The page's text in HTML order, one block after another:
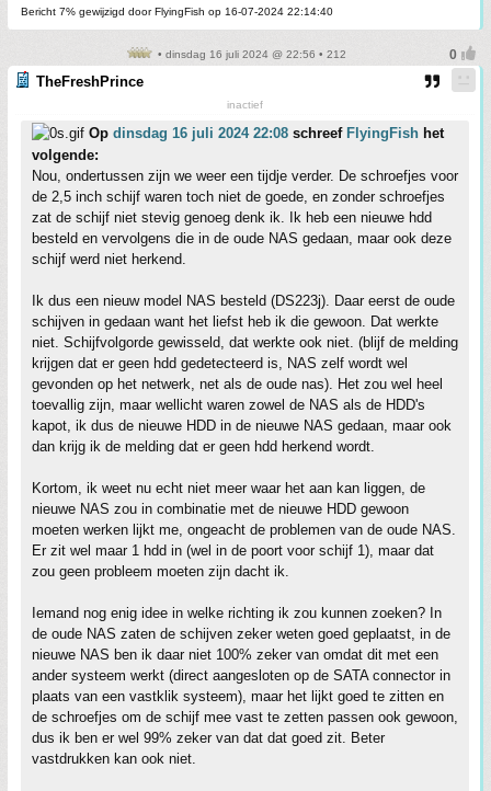
Bericht 7% gewijzigd door FlyingFish op 16-07-2024 22:14:40
• dinsdag 16 juli 2024 @ 22:56 • 212
TheFreshPrince
inactief
Op dinsdag 16 juli 2024 22:08 schreef FlyingFish het
volgende:
Nou, ondertussen zijn we weer een tijdje verder. De schroefjes voor
de 2,5 inch schijf waren toch niet de goede, en zonder schroefjes
zat de schijf niet stevig genoeg denk ik. Ik heb een nieuwe hdd
besteld en vervolgens die in de oude NAS gedaan, maar ook deze
schijf werd niet herkend.
Ik dus een nieuw model NAS besteld (DS223j). Daar eerst de oude
schijven in gedaan want het liefst heb ik die gewoon. Dat werkte
niet. Schijfvolgorde gewisseld, dat werkte ook niet. (blijf de melding
krijgen dat er geen hdd gedetecteerd is, NAS zelf wordt wel
gevonden op het netwerk, net als de oude nas). Het zou wel heel
toevallig zijn, maar wellicht waren zowel de NAS als de HDD's
kapot, ik dus de nieuwe HDD in de nieuwe NAS gedaan, maar ook
dan krijg ik de melding dat er geen hdd herkend wordt.
Kortom, ik weet nu echt niet meer waar het aan kan liggen, de
nieuwe NAS zou in combinatie met de nieuwe HDD gewoon
moeten werken lijkt me, ongeacht de problemen van de oude NAS.
Er zit wel maar 1 hdd in (wel in de poort voor schijf 1), maar dat
zou geen probleem moeten zijn dacht ik.
Iemand nog enig idee in welke richting ik zou kunnen zoeken? In
de oude NAS zaten de schijven zeker weten goed geplaatst, in de
nieuwe NAS ben ik daar niet 100% zeker van omdat dit met een
ander systeem werkt (direct aangesloten op de SATA connector in
plaats van een vastklik systeem), maar het lijkt goed te zitten en
de schroefjes om de schijf mee vast te zetten passen ook gewoon,
dus ik ben er wel 99% zeker van dat dat goed zit. Beter
vastdrukken kan ook niet.